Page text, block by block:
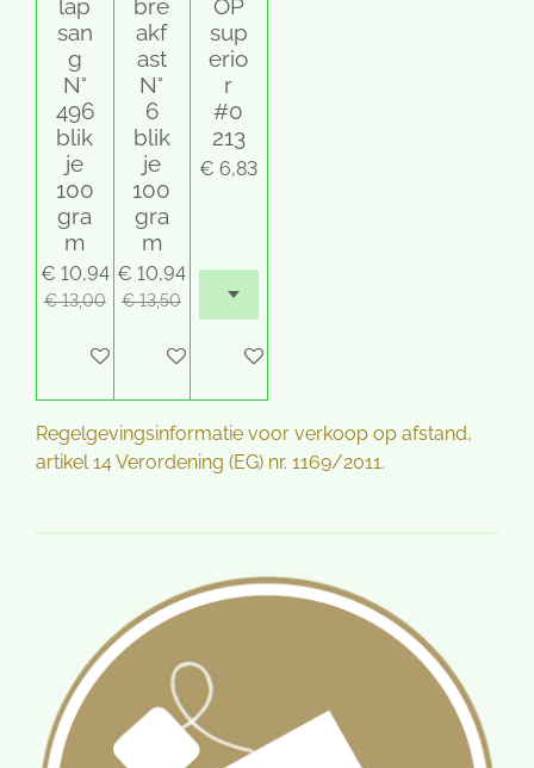
lap
san
g
N°
496
blik
je
100
gra
m
€ 10,94
€ 13,00
Houd mij op de hoogte
bre
akf
ast
N°
6
blik
je
100
gra
m
€ 10,94
€ 13,50
In winkelwagen
OP
sup
erio
r
#0
213
€ 6,83
Houd mij op de hoogte
Regelgevingsinformatie voor verkoop op afstand,
artikel 14 Verordening (EG) nr. 1169/2011.